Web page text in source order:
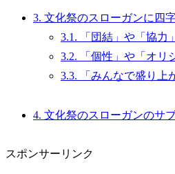
3. 文化祭のスローガンに四
3.1. 「団結」や「協力
3.2. 「個性」や「オリ
3.3. 「みんなで盛り上
4. 文化祭のスローガンのサ
スポンサーリンク